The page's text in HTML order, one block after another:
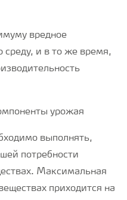
вредное
и в то же время,
выполнять,
потребности
Максимальная
приходится на